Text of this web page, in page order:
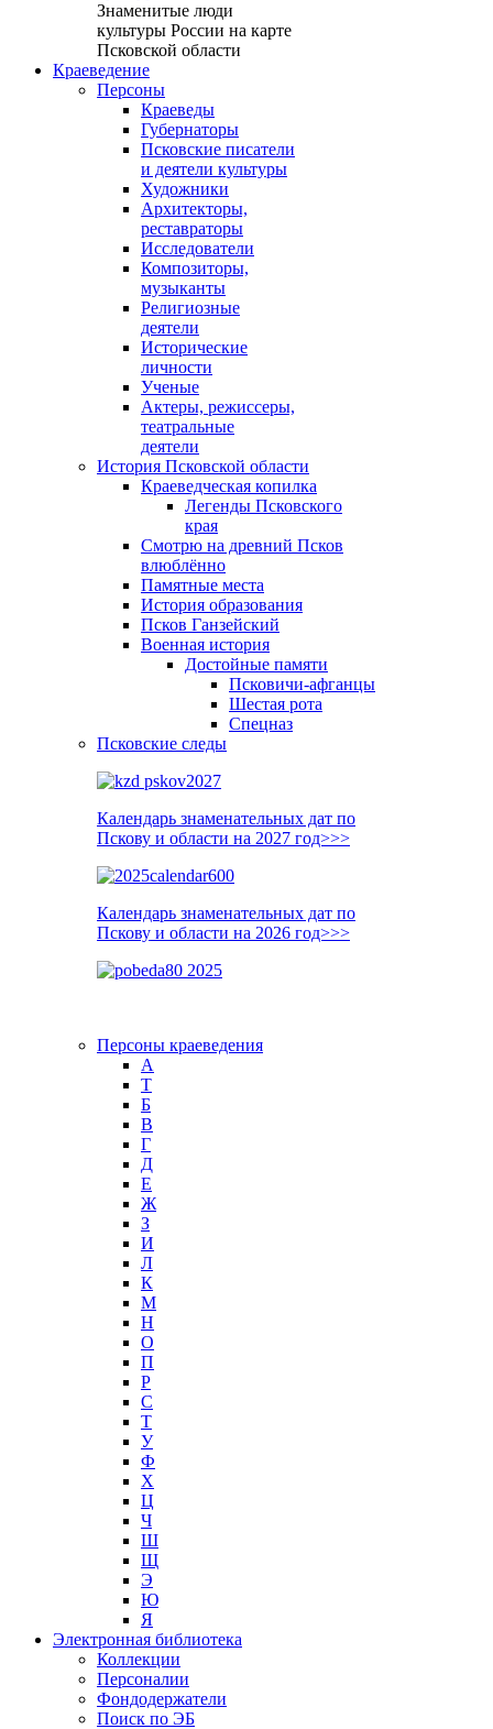
Знаменитые люди
культуры России на карте
Псковской области
Краеведение
Персоны
Краеведы
Губернаторы
Псковские писатели
и деятели культуры
Художники
Архитекторы,
реставраторы
Исследователи
Композиторы,
музыканты
Религиозные
деятели
Исторические
личности
Ученые
Актеры, режиссеры,
театральные
деятели
История Псковской области
Краеведческая копилка
Легенды Псковского
края
Смотрю на древний Псков
влюблённо
Памятные места
История образования
Псков Ганзейский
Военная история
Достойные памяти
Псковичи-афганцы
Шестая рота
Спецназ
Псковские следы
Календарь знаменательных дат по
Пскову и области на 2027 год>>>
Календарь знаменательных дат по
Пскову и области на 2026 год>>>
Персоны краеведения
А
T
Б
В
Г
Д
Е
Ж
З
И
Л
К
М
Н
О
П
Р
С
Т
У
Ф
Х
Ц
Ч
Ш
Щ
Э
Ю
Я
Электронная библиотека
Коллекции
Персоналии
Фондодержатели
Поиск по ЭБ